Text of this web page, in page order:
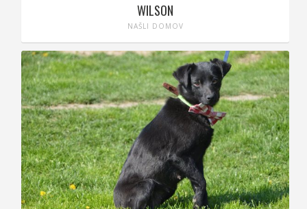
WILSON
NAŠLI DOMOV